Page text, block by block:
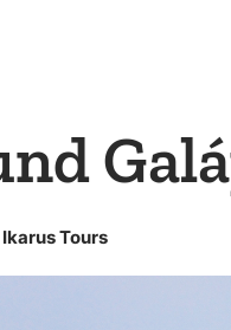
Ikarus Tours